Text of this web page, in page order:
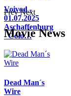
Voivod -
01.07.2025
Aschaffenburg
- Colo…
Prev Next
Movie News
Dead Man´s
Wire